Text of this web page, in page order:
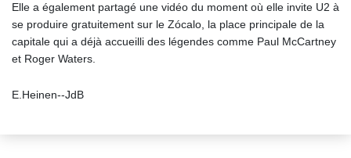
Elle a également partagé une vidéo du moment où elle invite U2 à
se produire gratuitement sur le Zócalo, la place principale de la
capitale qui a déjà accueilli des légendes comme Paul McCartney
et Roger Waters.
E.Heinen--JdB